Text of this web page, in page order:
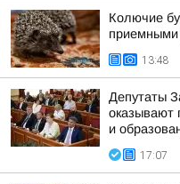
Колючие
приемными
13:48
Депутаты
оказывают
и
17:07